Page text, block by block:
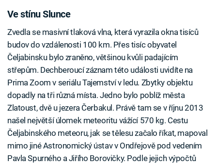
Ve stínu Slunce
Zvedla se masivní tlaková vlna, která vyrazila okna tisíců
budov do vzdálenosti 100 km. Přes tisíc obyvatel
Čeljabinsku bylo zraněno, většinou kvůli padajícím
střepům. Dechberoucí záznam této události uvidíte na
Prima Zoom v seriálu Tajemství v ledu. Zbytky objektu
dopadly na tři různá místa. Jedno bylo poblíž města
Zlatoust, dvě u jezera Čerbakul. Právě tam se v říjnu 2013
našel největší úlomek meteoritu vážící 570 kg. Cestu
Čeljabinského meteoru, jak se tělesu začalo říkat, mapoval
mimo jiné Astronomický ústav v Ondřejově pod vedením
Pavla Spurného a Jiřího Borovičky. Podle jejich výpočtů